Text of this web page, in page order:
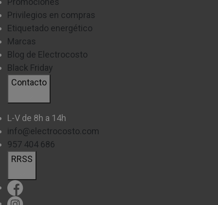
variedad de placas de gas de diversos tamaños,
sólo tienes que entrar y descubrir la que mejor se
Las encimeras de gas más demandadas son las de
60cmdebido a su tamaño estándar, se adaptan
Por otro lado, y si disponemos de un menor espacio,
también podrás encontrar de
75cm, destinadas a espacios mucho más amplios.
de1 fuego
Privilegios en compras
Etiquetado energético
Marcas
Blog de Electrocosto
Black Friday
Contacto
L-V de 8h a 14h
info@electrocosto.com
957 404 686
RRSS